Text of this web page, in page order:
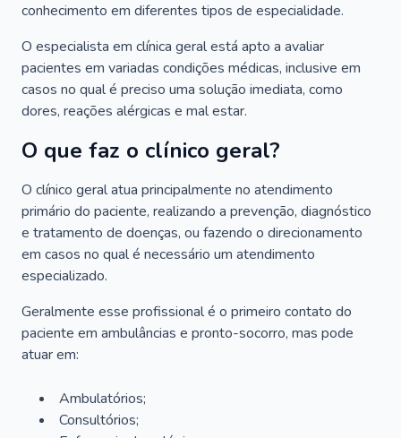
conhecimento em diferentes tipos de especialidade.
O especialista em clínica geral está apto a avaliar
pacientes em variadas condições médicas, inclusive em
casos no qual é preciso uma solução imediata, como
dores, reações alérgicas e mal estar.
O que faz o clínico geral?
O clínico geral atua principalmente no atendimento
primário do paciente, realizando a prevenção, diagnóstico
e tratamento de doenças, ou fazendo o direcionamento
em casos no qual é necessário um atendimento
especializado.
Geralmente esse profissional é o primeiro contato do
paciente em ambulâncias e pronto-socorro, mas pode
atuar em:
Ambulatórios;
Consultórios;